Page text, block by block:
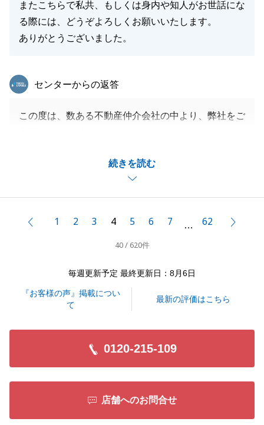
またこちらで私共、もしくは身内や知人がお世話にな
る際には、どうぞよろしくお願いいたします。
ありがとうございました。
続きを読む
東急リバブル
センターからの返答
この度は、数ある不動産仲介会社の中より、弊社をご
この場を借りて、深くお礼申し上げます。
K様のご期待に沿うことができ、非常に誇らしい気持
今後も、不動産のことでご相談がございましたらお気
軽にお申し付け下さい。
前へ1 2 3 4 5 6 7 … 62
40 / 620件
毎週更新予定 最終更新日：8月6日
『お客様の声』掲載につい
て
最新の評価はこちら
0120-215-109
店舗へのお問合せ